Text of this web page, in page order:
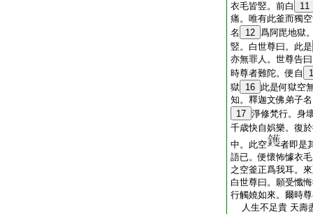
衣毛皆竪。前白
11
痛。唯有此釜而獨
名
12 爲阿毘地獄
竪。白世尊曰。此是
亦無罪人。世尊告
時尊者難陀。便自
獄
16 此是何獄空
知。釋迦文佛弟子
17 淨修梵行。身
千歳快自娯樂。復
中。此空
者即是
語已。便懷怖懅衣
之空釜正爲我耳。
白世尊曰。願受懺
行觸嬈如來。爾時
人生不足貴 天壽